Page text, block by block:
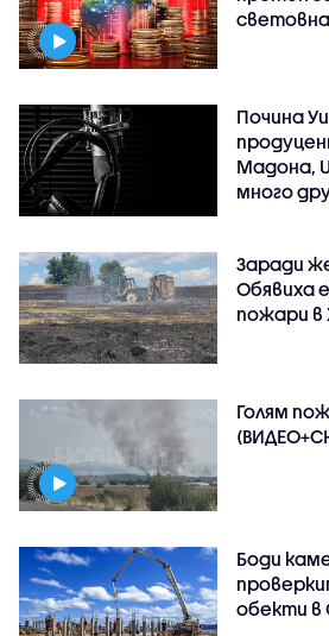
Почина
Мадона,
много
Заради
Обявиха
пожари в
Голям
Боди
обекти в